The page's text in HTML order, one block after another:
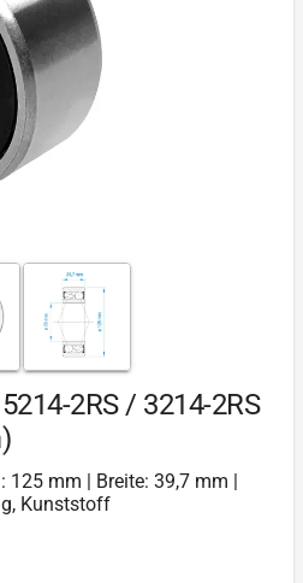
2RS / 3214-2RS
mm | Breite: 39,7 mm |
Kunststoff